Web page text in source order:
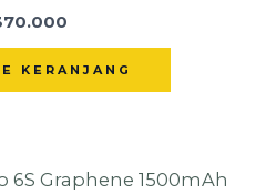
KERANJANG